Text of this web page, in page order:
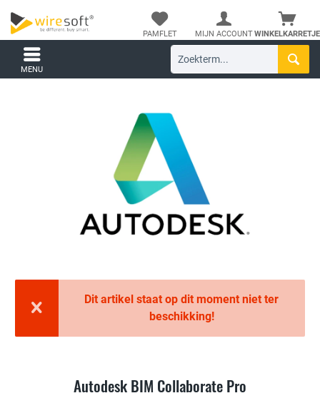
WINKELKARRETJE
PAMFLET MIJN ACCOUNT
MENU
Dit artikel staat op dit moment niet ter
beschikking!
Autodesk BIM Collaborate Pro